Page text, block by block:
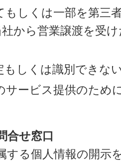
もしくは一部を第三
から営業譲渡を受
もしくは識別できな
サービス提供のため
合せ窓口
する個人情報の開示